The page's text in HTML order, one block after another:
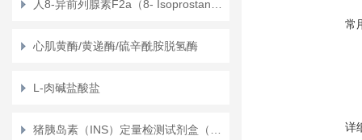
心肌黄酶/黄递酶/硫辛酰胺脱氢酶
L-肉碱盐酸盐
常
详